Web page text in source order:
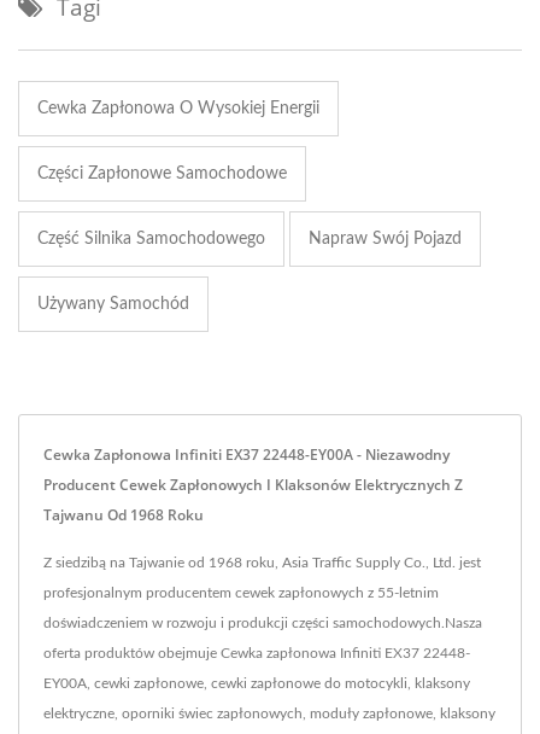
Tagi
Cewka Zapłonowa O Wysokiej Energii
Części Zapłonowe Samochodowe
Część Silnika Samochodowego Napraw Swój Pojazd
Używany Samochód
Cewka Zapłonowa Infiniti EX37 22448-EY00A - Niezawodny
Producent Cewek Zapłonowych I Klaksonów Elektrycznych Z
Tajwanu Od 1968 Roku
Z siedzibą na Tajwanie od 1968 roku, Asia Traffic Supply Co., Ltd. jest
profesjonalnym producentem cewek zapłonowych z 55-letnim
doświadczeniem w rozwoju i produkcji części samochodowych.Nasza
oferta produktów obejmuje Cewka zapłonowa Infiniti EX37 22448-
EY00A, cewki zapłonowe, cewki zapłonowe do motocykli, klaksony
elektryczne, oporniki świec zapłonowych, moduły zapłonowe, klaksony